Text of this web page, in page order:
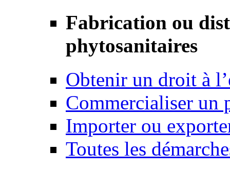
Fabrication ou
phytosanitaires
Obtenir un droit à
Commercialiser un
Importer ou
Toutes les